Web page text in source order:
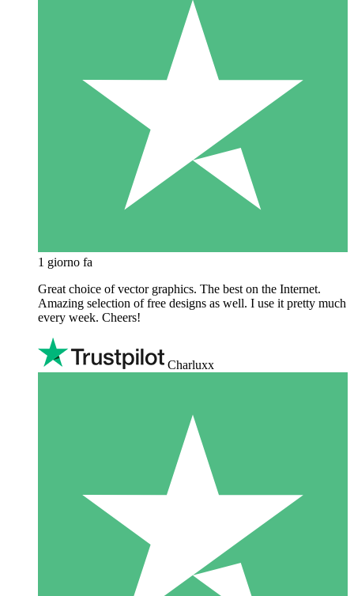
1 giorno fa
Great choice of vector graphics. The best on the Internet.
Amazing selection of free designs as well. I use it pretty much
every week. Cheers!
Charluxx